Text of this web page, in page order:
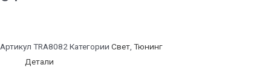
Артикул TRA8082Категории Свет, Тюнинг
Детали